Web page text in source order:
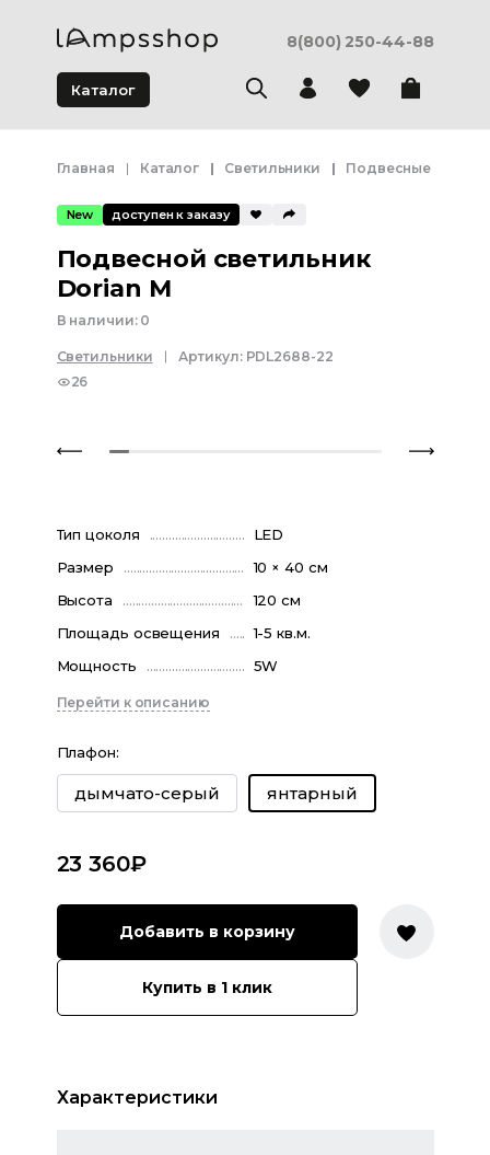
8(800) 250-44-88
Каталог
Главная Каталог Светильники Подвесные
New доступен к заказу
Подвесной светильник
Dorian M
В наличии: 0
Светильники Артикул: PDL2688-22
26
Тип цоколя
LED
Размер
10 × 40 см
Высота
120 см
Площадь освещения
1-5 кв.м.
Мощность
5W
Перейти к описанию
Плафон:
дымчато-серый янтарный
23 360₽
Добавить в корзину
Купить в 1 клик
Характеристики